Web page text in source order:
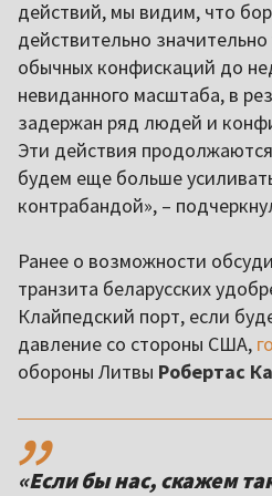
действий, мы видим, что
действительно
обычных конфискаций до
невиданного масштаба, в
задержан ряд людей и
Эти действия
будем еще больше
контрабандой», –
Ранее о возможности
транзита беларусских
Клайпедский порт, если
давление со стороны США,
обороны Литвы Робертас
,,
«Если бы нас, скажем